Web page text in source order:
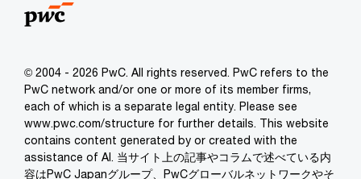
© 2004 - 2026 PwC. All rights reserved. PwC refers to the
PwC network and/or one or more of its member firms,
each of which is a separate legal entity. Please see
www.pwc.com/structure for further details. This website
contains content generated by or created with the
assistance of AI. 当サイト上の記事やコラムで述べている内
容はPwC Japanグループ、PwCグローバルネットワークやそ